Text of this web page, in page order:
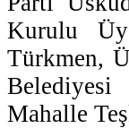
Kurulu
Türkmen,
Mahalle